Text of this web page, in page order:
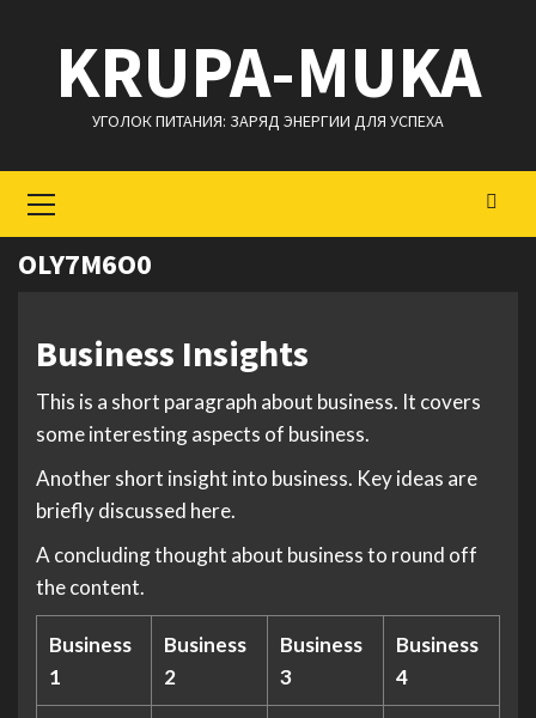
содержимому
KRUPA-MUKA
УГОЛОК ПИТАНИЯ: ЗАРЯД ЭНЕРГИИ ДЛЯ УСПЕХА
меню
OLY7M6O0
Business Insights
This is a short paragraph about business. It covers
some interesting aspects of business.
Another short insight into business. Key ideas are
briefly discussed here.
A concluding thought about business to round off
the content.
Business
1
Business
2
Business
3
Business
4